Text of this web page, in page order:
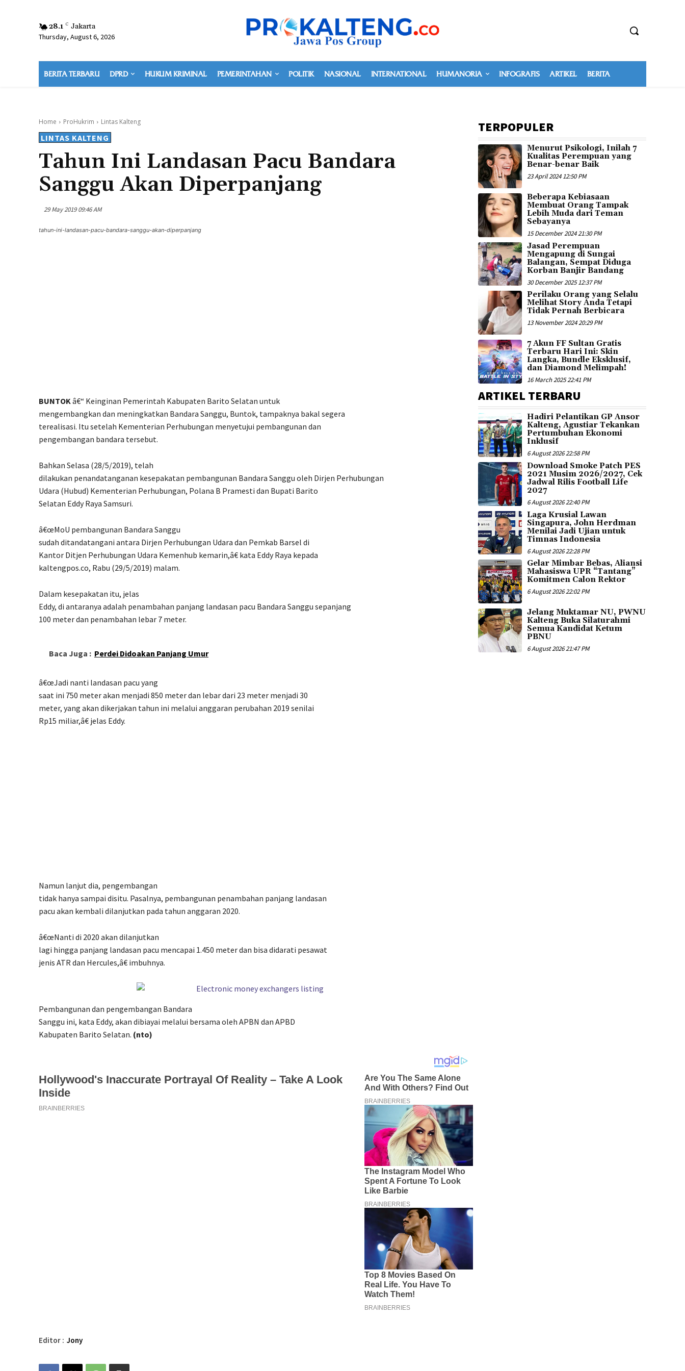
28.1 C Jakarta
Thursday, August 6, 2026
BERITA TERBARU DPRD HUKUM KRIMINAL PEMERINTAHAN POLITIK NASIONAL INTERNATIONAL HUMANORIA INFOGRAFIS ARTIKEL BERITA
Home ProHukrim Lintas Kalteng
LINTAS KALTENG
Tahun Ini Landasan Pacu Bandara
Sanggu Akan Diperpanjang
29 May 2019 09:46 AM
tahun-ini-landasan-pacu-bandara-sanggu-akan-diperpanjang
BUNTOK â€“ Keinginan Pemerintah Kabupaten Barito Selatan untuk
mengembangkan dan meningkatkan Bandara Sanggu, Buntok, tampaknya bakal segera
terealisasi. Itu setelah Kementerian Perhubungan menyetujui pembangunan dan
pengembangan bandara tersebut.
Bahkan Selasa (28/5/2019), telah
dilakukan penandatanganan kesepakatan pembangunan Bandara Sanggu oleh Dirjen Perhubungan
Udara (Hubud) Kementerian Perhubungan, Polana B Pramesti dan Bupati Barito
Selatan Eddy Raya Samsuri.
â€œMoU pembangunan Bandara Sanggu
sudah ditandatangani antara Dirjen Perhubungan Udara dan Pemkab Barsel di
Kantor Ditjen Perhubungan Udara Kemenhub kemarin,â€ kata Eddy Raya kepada
kaltengpos.co, Rabu (29/5/2019) malam.
Dalam kesepakatan itu, jelas
Eddy, di antaranya adalah penambahan panjang landasan pacu Bandara Sanggu sepanjang
100 meter dan penambahan lebar 7 meter.
Baca Juga : Perdei Didoakan Panjang Umur
â€œJadi nanti landasan pacu yang
saat ini 750 meter akan menjadi 850 meter dan lebar dari 23 meter menjadi 30
meter, yang akan dikerjakan tahun ini melalui anggaran perubahan 2019 senilai
Rp15 miliar,â€ jelas Eddy.
Namun lanjut dia, pengembangan
tidak hanya sampai disitu. Pasalnya, pembangunan penambahan panjang landasan
pacu akan kembali dilanjutkan pada tahun anggaran 2020.
â€œNanti di 2020 akan dilanjutkan
lagi hingga panjang landasan pacu mencapai 1.450 meter dan bisa didarati pesawat
jenis ATR dan Hercules,â€ imbuhnya.
Pembangunan dan pengembangan Bandara
Sanggu ini, kata Eddy, akan dibiayai melalui bersama oleh APBN dan APBD
Kabupaten Barito Selatan. (nto)
Editor : Jony
TERPOPULER
Menurut Psikologi, Inilah 7
Kualitas Perempuan yang
Benar-benar Baik
23 April 2024 12:50 PM
Beberapa Kebiasaan
Membuat Orang Tampak
Lebih Muda dari Teman
Sebayanya
15 December 2024 21:30 PM
Jasad Perempuan
Mengapung di Sungai
Balangan, Sempat Diduga
Korban Banjir Bandang
30 December 2025 12:37 PM
Perilaku Orang yang Selalu
Melihat Story Anda Tetapi
Tidak Pernah Berbicara
13 November 2024 20:29 PM
7 Akun FF Sultan Gratis
Terbaru Hari Ini: Skin
Langka, Bundle Eksklusif,
dan Diamond Melimpah!
16 March 2025 22:41 PM
ARTIKEL TERBARU
Hadiri Pelantikan GP Ansor
Kalteng, Agustiar Tekankan
Pertumbuhan Ekonomi
Inklusif
6 August 2026 22:58 PM
Download Smoke Patch PES
2021 Musim 2026/2027, Cek
Jadwal Rilis Football Life
2027
6 August 2026 22:40 PM
Laga Krusial Lawan
Singapura, John Herdman
Menilai Jadi Ujian untuk
Timnas Indonesia
6 August 2026 22:28 PM
Gelar Mimbar Bebas, Aliansi
Mahasiswa UPR “Tantang”
Komitmen Calon Rektor
6 August 2026 22:02 PM
Jelang Muktamar NU, PWNU
Kalteng Buka Silaturahmi
Semua Kandidat Ketum
PBNU
6 August 2026 21:47 PM